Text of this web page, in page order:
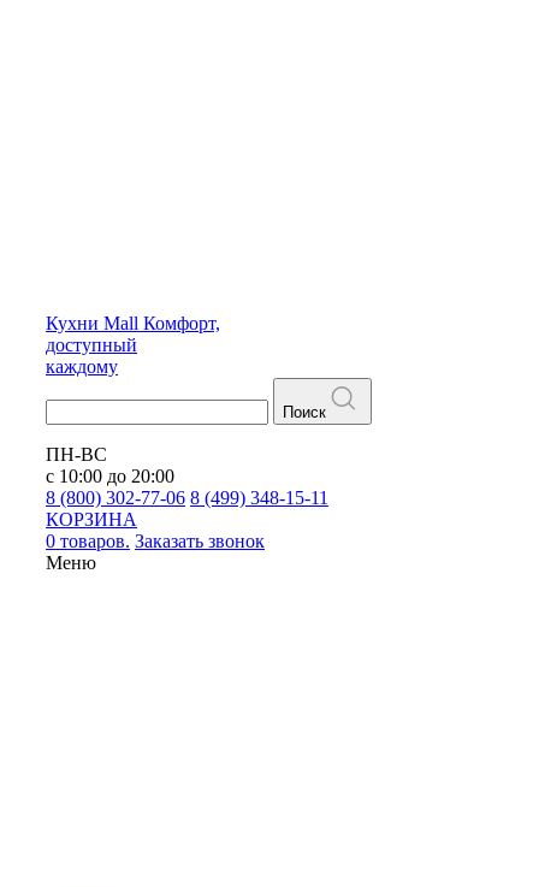
Кухни Mall Комфорт,
доступный
каждому
Поиск
ПН-ВС
с 10:00 до 20:00
8 (800) 302-77-06 8 (499) 348-15-11
КОРЗИНА
0 товаров. Заказать звонок
Меню